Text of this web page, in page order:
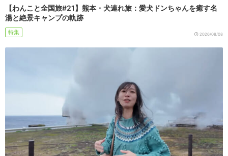
【わんこと全国旅#21】熊本・犬連れ旅：愛犬ドンちゃんを癒す名
湯と絶景キャンプの軌跡
特集 2026/08/08